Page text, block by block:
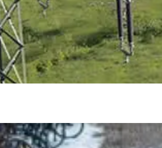
gesetzt werden. Dazu bedarf es jedoch